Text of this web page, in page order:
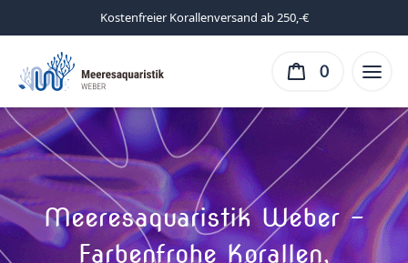
Kostenfreier Korallenversand ab 250,-€
0
Meeresaquaristik Weber –
Farbenfrohe Korallen,